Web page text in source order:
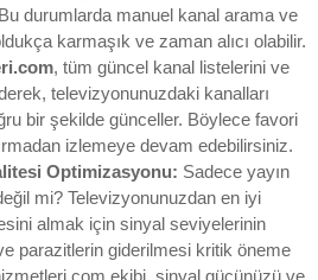
durumlarda manuel kanal arama ve
karmaşık ve zaman alıcı olabilir.
, tüm güncel kanal listelerini ve
televizyonunuzdaki kanalları
bir şekilde günceller. Böylece favori
izlemeye devam edebilirsiniz.
Optimizasyonu: Sadece yayın
mi? Televizyonunuzdan en iyi
almak için sinyal seviyelerinin
parazitlerin giderilmesi kritik öneme
ekibi, sinyal gücünüzü ve